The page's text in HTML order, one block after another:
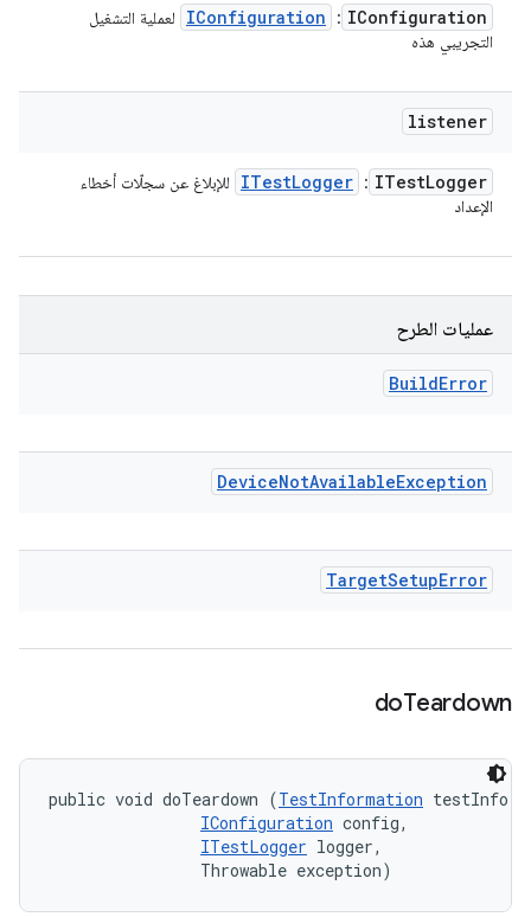
IConfiguration
:
IConfiguration
لعملية التشغيل
التجريبي هذه
listener
ITestLogger
:
ITestLogger
للإبلاغ عن سجلّات أخطاء
الإعداد
عمليات الطرح
BuildError
DeviceNotAvailableException
TargetSetupError
doTeardown
public void doTeardown (TestInformation testInfo,
IConfiguration config,
ITestLogger logger,
                Throwable exception)